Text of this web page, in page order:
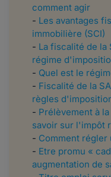
comment agir
- Les avantages
immobilière (SCI)
- La fiscalité de la
régime
- Quel est le
- Fiscalité de la
règles
- Prélèvement à
savoir sur l'impôt
- Comment régler
- Etre promu «
augmentation de